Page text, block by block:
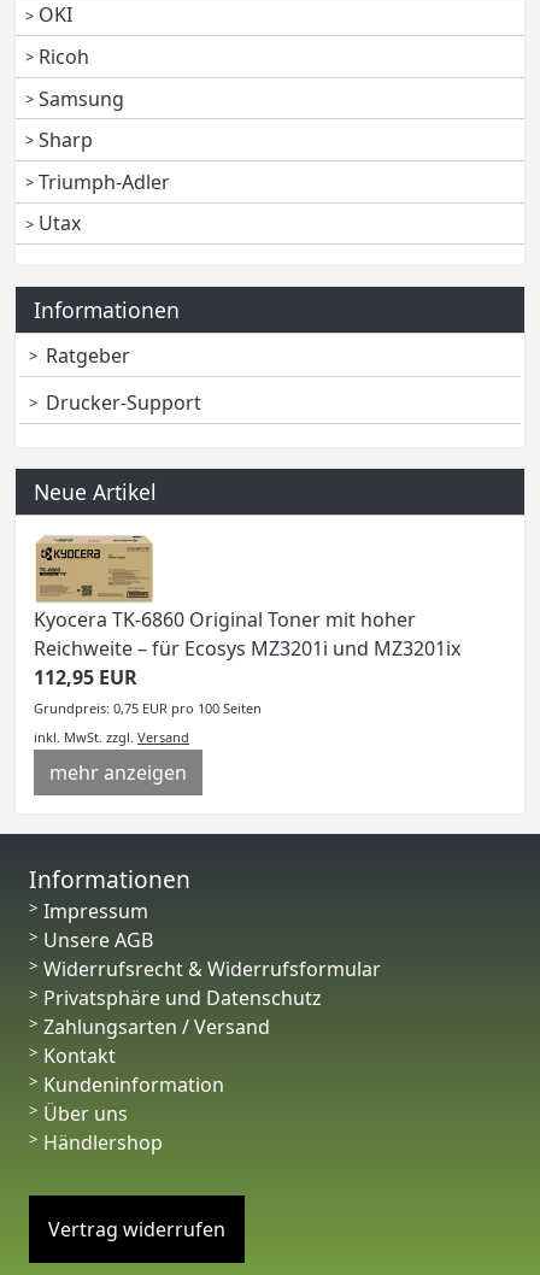
OKI
Ricoh
Samsung
Sharp
Triumph-Adler
Utax
Informationen
Ratgeber
Drucker-Support
Neue Artikel
Kyocera TK-6860 Original Toner mit hoher
Reichweite – für Ecosys MZ3201i und MZ3201ix
112,95 EUR
Grundpreis: 0,75 EUR pro 100 Seiten
inkl. MwSt. zzgl. Versand
mehr anzeigen
Informationen
Impressum
Unsere AGB
Widerrufsrecht & Widerrufsformular
Privatsphäre und Datenschutz
Zahlungsarten / Versand
Kontakt
Kundeninformation
Über uns
Händlershop
Vertrag widerrufen